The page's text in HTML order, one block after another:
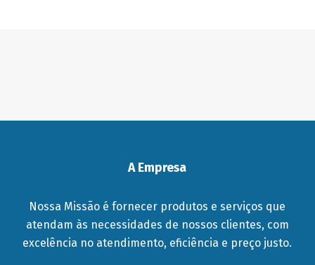
A Empresa
Nossa Missão é fornecer produtos e serviços que
atendam às necessidades de nossos clientes, com
excelência no atendimento, eficiência e preço justo.